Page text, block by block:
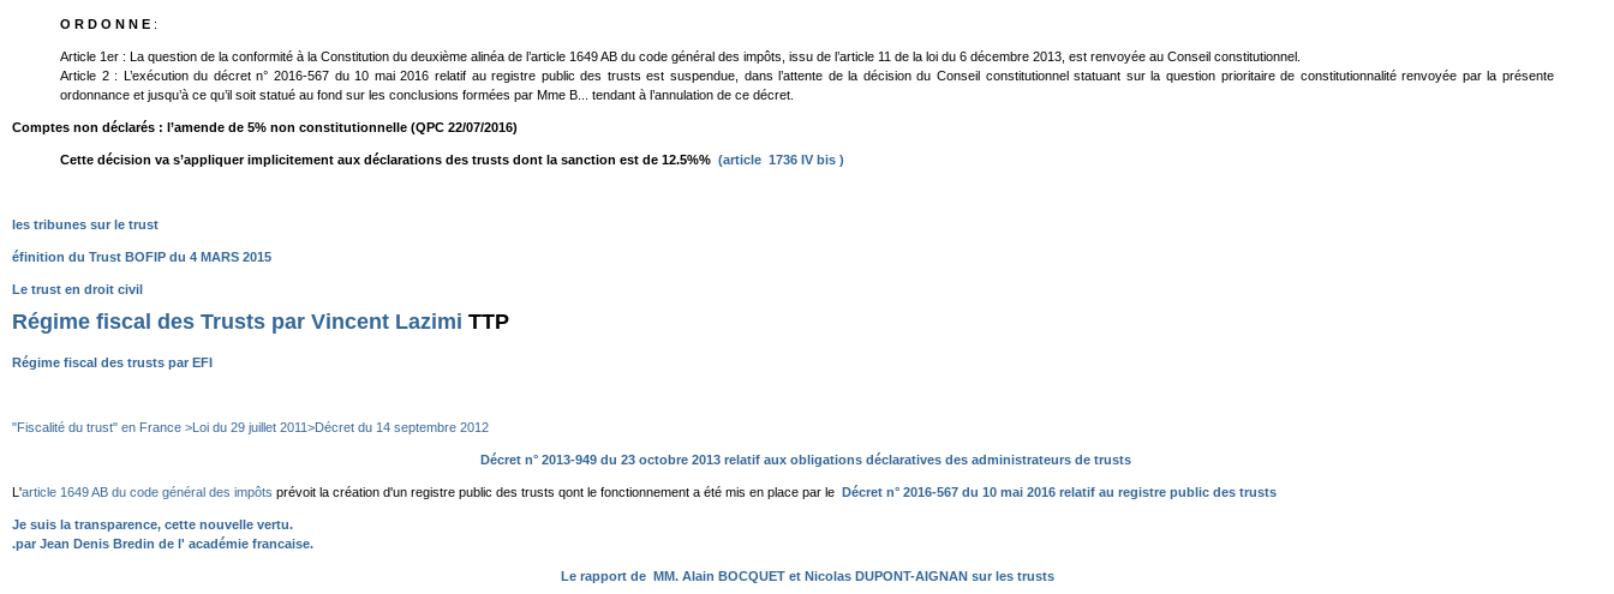
O R D O N N E :
Article 1er : La question de la conformité à la Constitution du deuxième alinéa de l’article 1649 AB du code général des impôts, issu de l’article 11 de la loi du 6 décembre 2013, est renvoyée au Conseil constitutionnel.
Article 2 : L’exécution du décret n° 2016-567 du 10 mai 2016 relatif au registre public des trusts est suspendue, dans l’attente de la décision du Conseil constitutionnel statuant sur la question prioritaire de constitutionnalité renvoyée par la présente
ordonnance et jusqu’à ce qu’il soit statué au fond sur les conclusions formées par Mme B... tendant à l’annulation de ce décret.
Comptes non déclarés : l’amende de 5% non constitutionnelle (QPC 22/07/2016)
Cette décision va s’appliquer implicitement aux déclarations des trusts dont la sanction est de 12.5%% (article 1736 IV bis )
les tribunes sur le trust
éfinition du Trust BOFIP du 4 MARS 2015
Le trust en droit civil
Régime fiscal des Trusts par Vincent Lazimi TTP
Régime fiscal des trusts par EFI
"Fiscalité du trust" en France >Loi du 29 juillet 2011>Décret du 14 septembre 2012
Décret n° 2013-949 du 23 octobre 2013 relatif aux obligations déclaratives des administrateurs de trusts
L'article 1649 AB du code général des impôts prévoit la création d'un registre public des trusts qont le fonctionnement a été mis en place par le Décret n° 2016-567 du 10 mai 2016 relatif au registre public des trusts
Je suis la transparence, cette nouvelle vertu.
.par Jean Denis Bredin de l' académie francaise.
Le rapport de MM. Alain BOCQUET et Nicolas DUPONT-AIGNAN sur les trusts